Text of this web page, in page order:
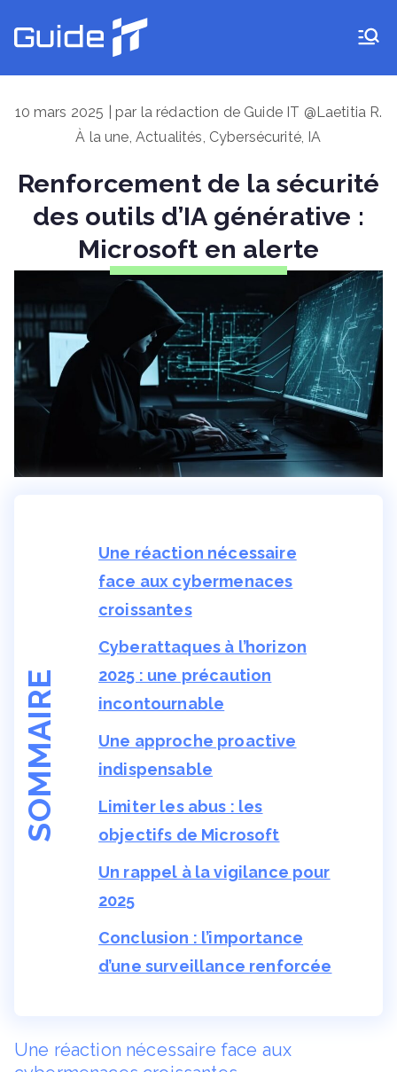
au
10 mars 2025 | par la rédaction de Guide IT @Laetitia R.
À la une, Actualités, Cybersécurité, IA
Renforcement de la sécurité
des outils d’IA générative :
Microsoft en alerte
SOMMAIRE
Une réaction nécessaire
face aux cybermenaces
croissantes
Cyberattaques à l’horizon
2025 : une précaution
incontournable
Une approche proactive
indispensable
Limiter les abus : les
objectifs de Microsoft
Un rappel à la vigilance pour
2025
Conclusion : l’importance
d’une surveillance renforcée
Une réaction nécessaire face aux